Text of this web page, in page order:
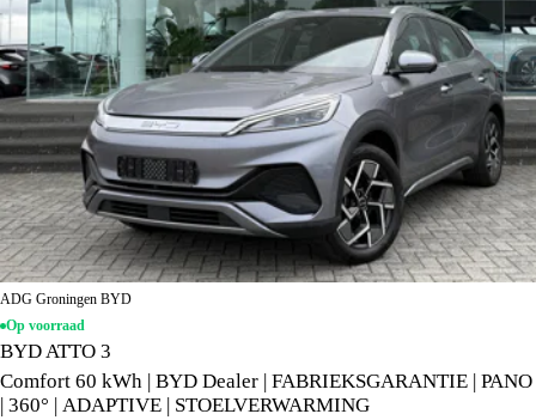
ADG Groningen BYD
Op voorraad
BYD ATTO 3
Comfort 60 kWh | BYD Dealer | FABRIEKSGARANTIE | PANO
| 360° | ADAPTIVE | STOELVERWARMING